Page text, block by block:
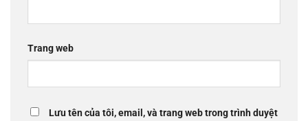
Trang web
Lưu tên của tôi, email, và trang web trong trình duyệt